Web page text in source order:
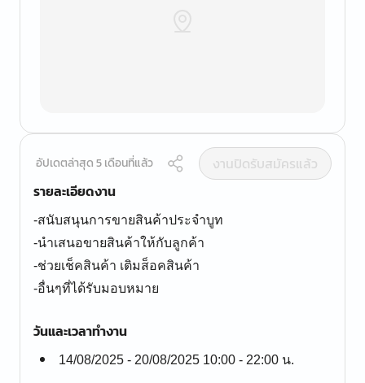
อัปเดตล่าสุด 5 เดือนที่แล้ว
งานปิดรับสมัครแล้ว
รายละเอียดงาน
-สนับสนุนการขายสินค้าประจำบูท
-นำเสนอขายสินค้าให้กับลูกค้า
-ช่วยเช็คสินค้า เติมส็อคสินค้า
-อื่นๆที่ได้รับมอบหมาย
วันและเวลาทำงาน
14/08/2025 - 20/08/2025 10:00 - 22:00 น.